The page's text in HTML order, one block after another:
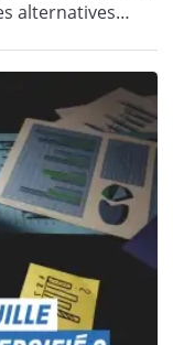
alternatives…